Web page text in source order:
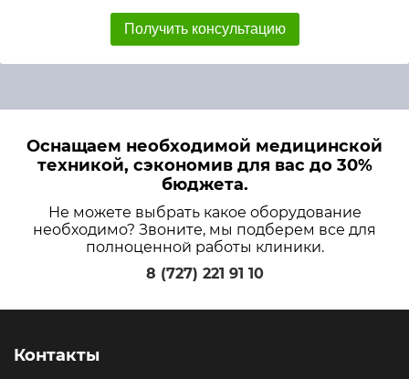
Получить консультацию
Оснащаем необходимой медицинской
техникой, сэкономив для вас до 30%
бюджета.
Не можете выбрать какое оборудование
необходимо? Звоните, мы подберем все для
полноценной работы клиники.
8 (727) 221 91 10
Контакты